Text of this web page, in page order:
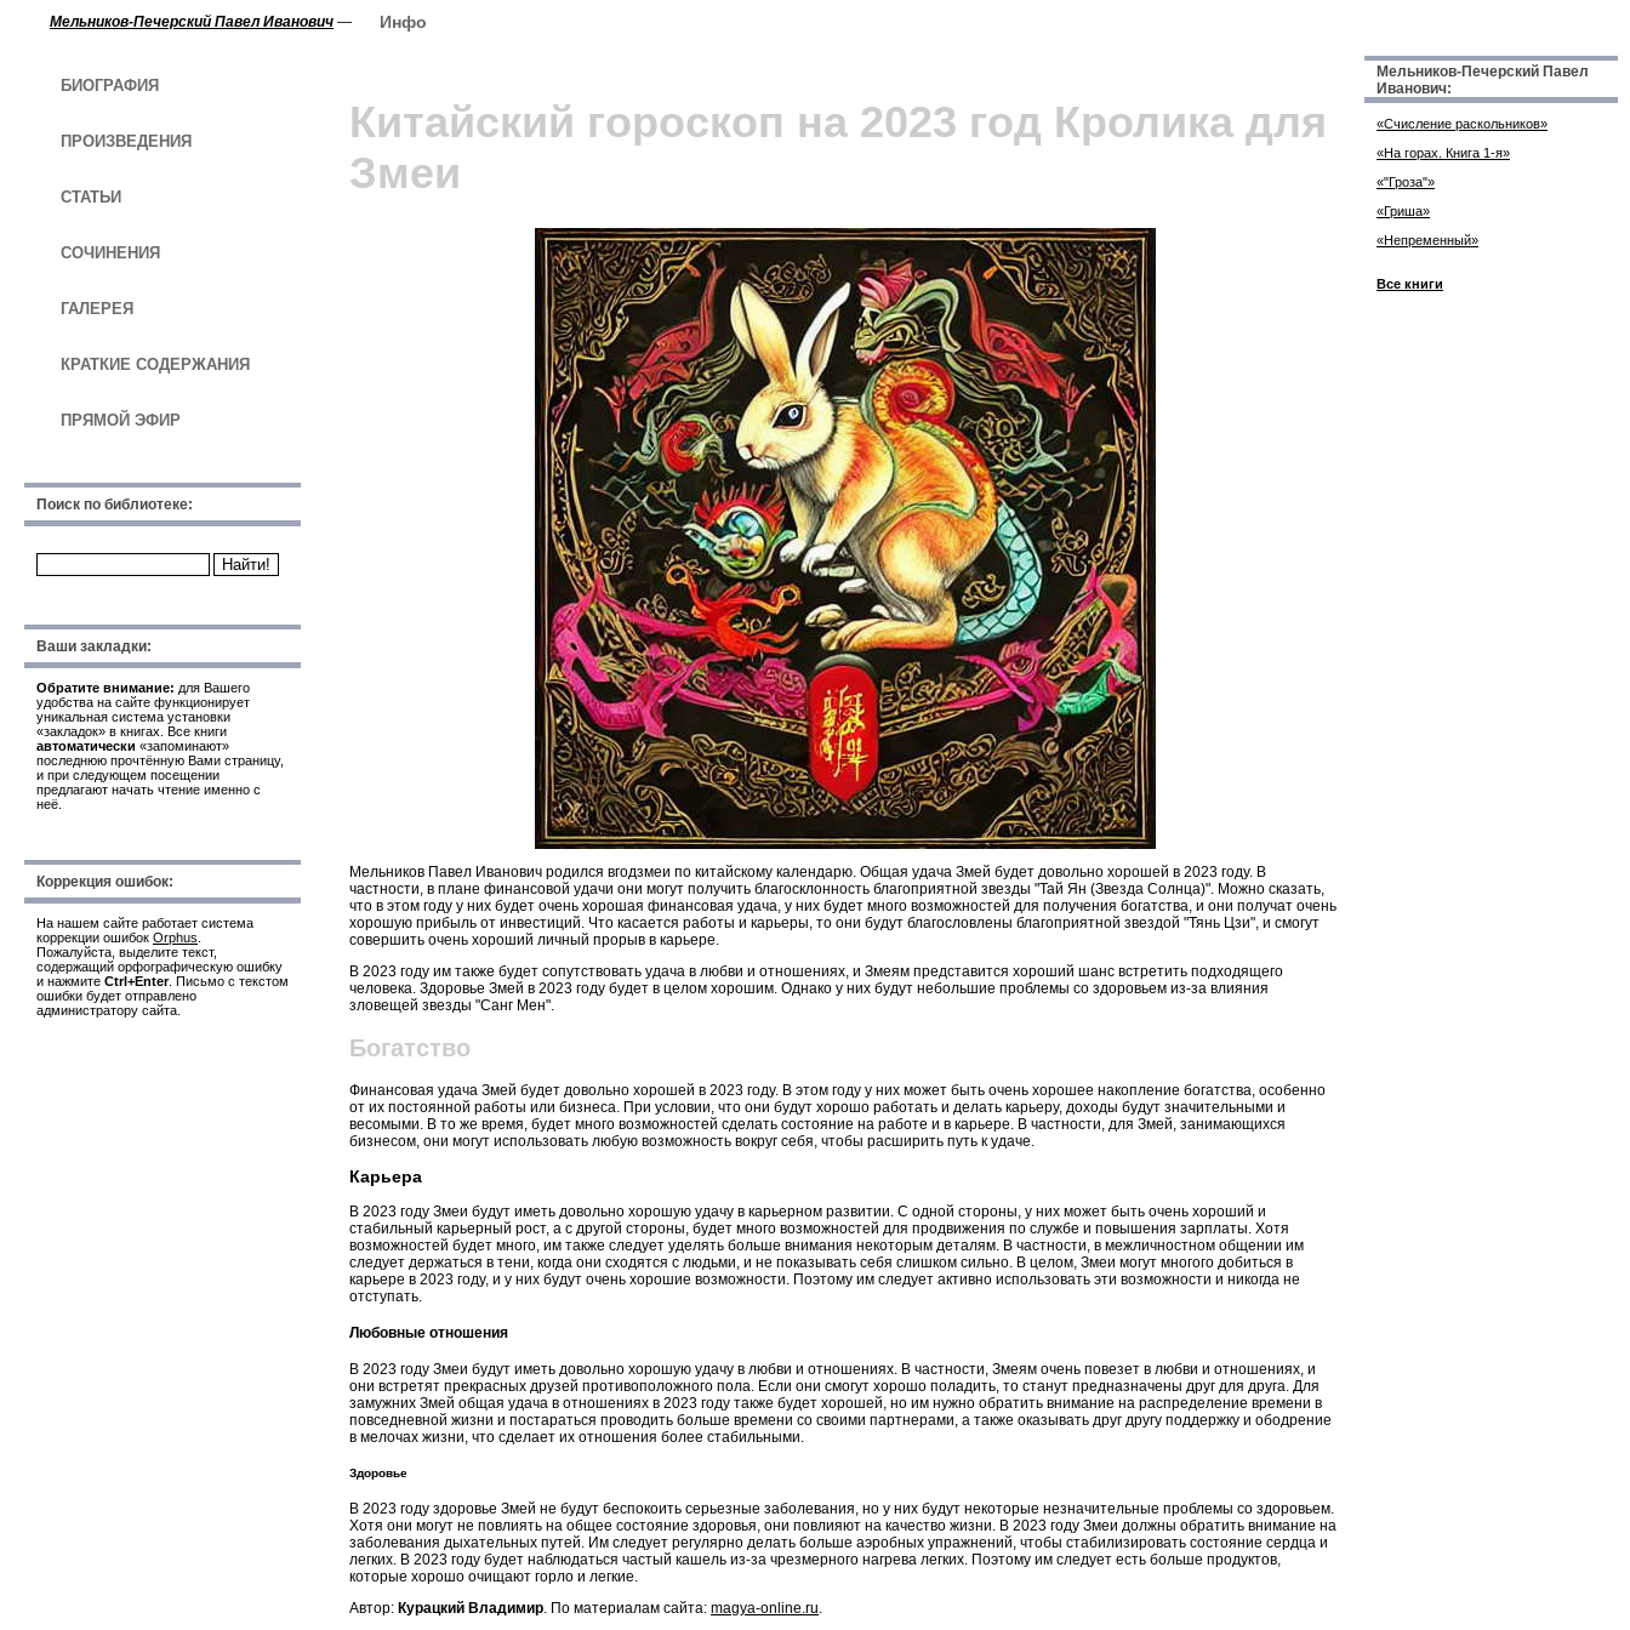
Мельников-Печерский Павел Иванович — Инфо
БИОГРАФИЯ
ПРОИЗВЕДЕНИЯ
СТАТЬИ
СОЧИНЕНИЯ
ГАЛЕРЕЯ
КРАТКИЕ СОДЕРЖАНИЯ
ПРЯМОЙ ЭФИР
Поиск по библиотеке:
Ваши закладки:
Обратите внимание: для Вашего
удобства на сайте функционирует
уникальная система установки
«закладок» в книгах. Все книги
автоматически «запоминают»
последнюю прочтённую Вами страницу,
и при следующем посещении
предлагают начать чтение именно с
неё.
Коррекция ошибок:
На нашем сайте работает система
коррекции ошибок Orphus
Пожалуйста, выделите текст,
содержащий орфографическую ошибку
и нажмите Ctrl+Enter. Письмо с текстом
ошибки будет отправлено
администратору сайта.
Китайский гороскоп на 2023 год Кролика для
Змеи
Мельников Павел Иванович родился вгодзмеи по китайскому календарю. Общая удача Змей будет довольно хорошей в 2023 году. В
частности, в плане финансовой удачи они могут получить благосклонность благоприятной звезды "Тай Ян (Звезда Солнца)". Можно сказать,
что в этом году у них будет очень хорошая финансовая удача, у них будет много возможностей для получения богатства, и они получат очень
хорошую прибыль от инвестиций. Что касается работы и карьеры, то они будут благословлены благоприятной звездой "Тянь Цзи", и смогут
совершить очень хороший личный прорыв в карьере.
В 2023 году им также будет сопутствовать удача в любви и отношениях, и Змеям представится хороший шанс встретить подходящего
человека. Здоровье Змей в 2023 году будет в целом хорошим. Однако у них будут небольшие проблемы со здоровьем из-за влияния
зловещей звезды "Санг Мен".
Богатство
Финансовая удача Змей будет довольно хорошей в 2023 году. В этом году у них может быть очень хорошее накопление богатства, особенно
от их постоянной работы или бизнеса. При условии, что они будут хорошо работать и делать карьеру, доходы будут значительными и
весомыми. В то же время, будет много возможностей сделать состояние на работе и в карьере. В частности, для Змей, занимающихся
бизнесом, они могут использовать любую возможность вокруг себя, чтобы расширить путь к удаче.
Карьера
В 2023 году Змеи будут иметь довольно хорошую удачу в карьерном развитии. С одной стороны, у них может быть очень хороший и
стабильный карьерный рост, а с другой стороны, будет много возможностей для продвижения по службе и повышения зарплаты. Хотя
возможностей будет много, им также следует уделять больше внимания некоторым деталям. В частности, в межличностном общении им
следует держаться в тени, когда они сходятся с людьми, и не показывать себя слишком сильно. В целом, Змеи могут многого добиться в
карьере в 2023 году, и у них будут очень хорошие возможности. Поэтому им следует активно использовать эти возможности и никогда не
отступать.
Любовные отношения
В 2023 году Змеи будут иметь довольно хорошую удачу в любви и отношениях. В частности, Змеям очень повезет в любви и отношениях, и
они встретят прекрасных друзей противоположного пола. Если они смогут хорошо поладить, то станут предназначены друг для друга. Для
замужних Змей общая удача в отношениях в 2023 году также будет хорошей, но им нужно обратить внимание на распределение времени в
повседневной жизни и постараться проводить больше времени со своими партнерами, а также оказывать друг другу поддержку и ободрение
в мелочах жизни, что сделает их отношения более стабильными.
Здоровье
В 2023 году здоровье Змей не будут беспокоить серьезные заболевания, но у них будут некоторые незначительные проблемы со здоровьем.
Хотя они могут не повлиять на общее состояние здоровья, они повлияют на качество жизни. В 2023 году Змеи должны обратить внимание на
заболевания дыхательных путей. Им следует регулярно делать больше аэробных упражнений, чтобы стабилизировать состояние сердца и
легких. В 2023 году будет наблюдаться частый кашель из-за чрезмерного нагрева легких. Поэтому им следует есть больше продуктов,
которые хорошо очищают горло и легкие.
Автор: Курацкий Владимир . По материалам сайта: magya-online.ru
Мельников-Печерский Павел
Иванович:
«Счисление раскольников»
«На горах. Книга 1-я»
«"Гроза"»
«Гриша»
«Непременный»
Все книги